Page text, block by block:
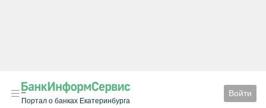
Портал о банках Екатеринбурга
Войти